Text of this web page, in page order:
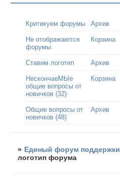
Критикуем форумы Архив
Не отображаются
форумы
Корзина
Ставим логотип Архив
НескончаеМЫе
общие вопросы от
новичков (32)
Корзина
Общие вопросы от
новичков (48)
Архив
» Единый форум поддержки
логотип форума